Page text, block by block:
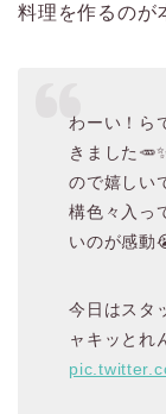
料理を作るのが
わーい！ら
きました
ので嬉しい
構色々入っ
いのが感動
今日はスタ
ャキッとれ